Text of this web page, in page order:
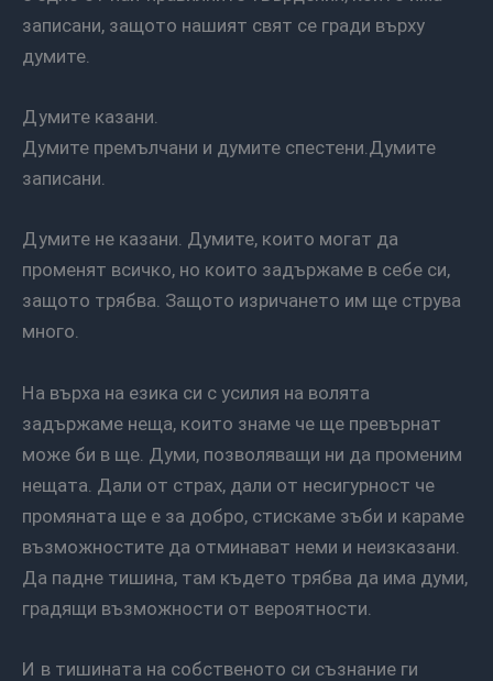
записани, защото нашият свят се гради върху
думите.
Думите казани.
Думите премълчани и думите спестени.Думите
записани.
Думите не казани. Думите, които могат да
променят всичко, но които задържаме в себе си,
защото трябва. Защото изричането им ще струва
много.
На върха на езика си с усилия на волята
задържаме неща, които знаме че ще превърнат
може би в ще. Думи, позволяващи ни да променим
нещата. Дали от страх, дали от несигурност че
промяната ще е за добро, стискаме зъби и караме
възможностите да отминават неми и неизказани.
Да падне тишина, там където трябва да има думи,
градящи възможности от вероятности.
И в тишината на собственото си съзнание ги